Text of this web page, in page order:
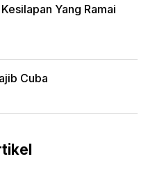
Yang Ramai
Cuba